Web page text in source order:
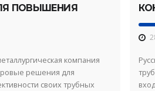
ПОВЫШЕНИЯ
ТРУБНЫХ
компания
решения для
своих трубных